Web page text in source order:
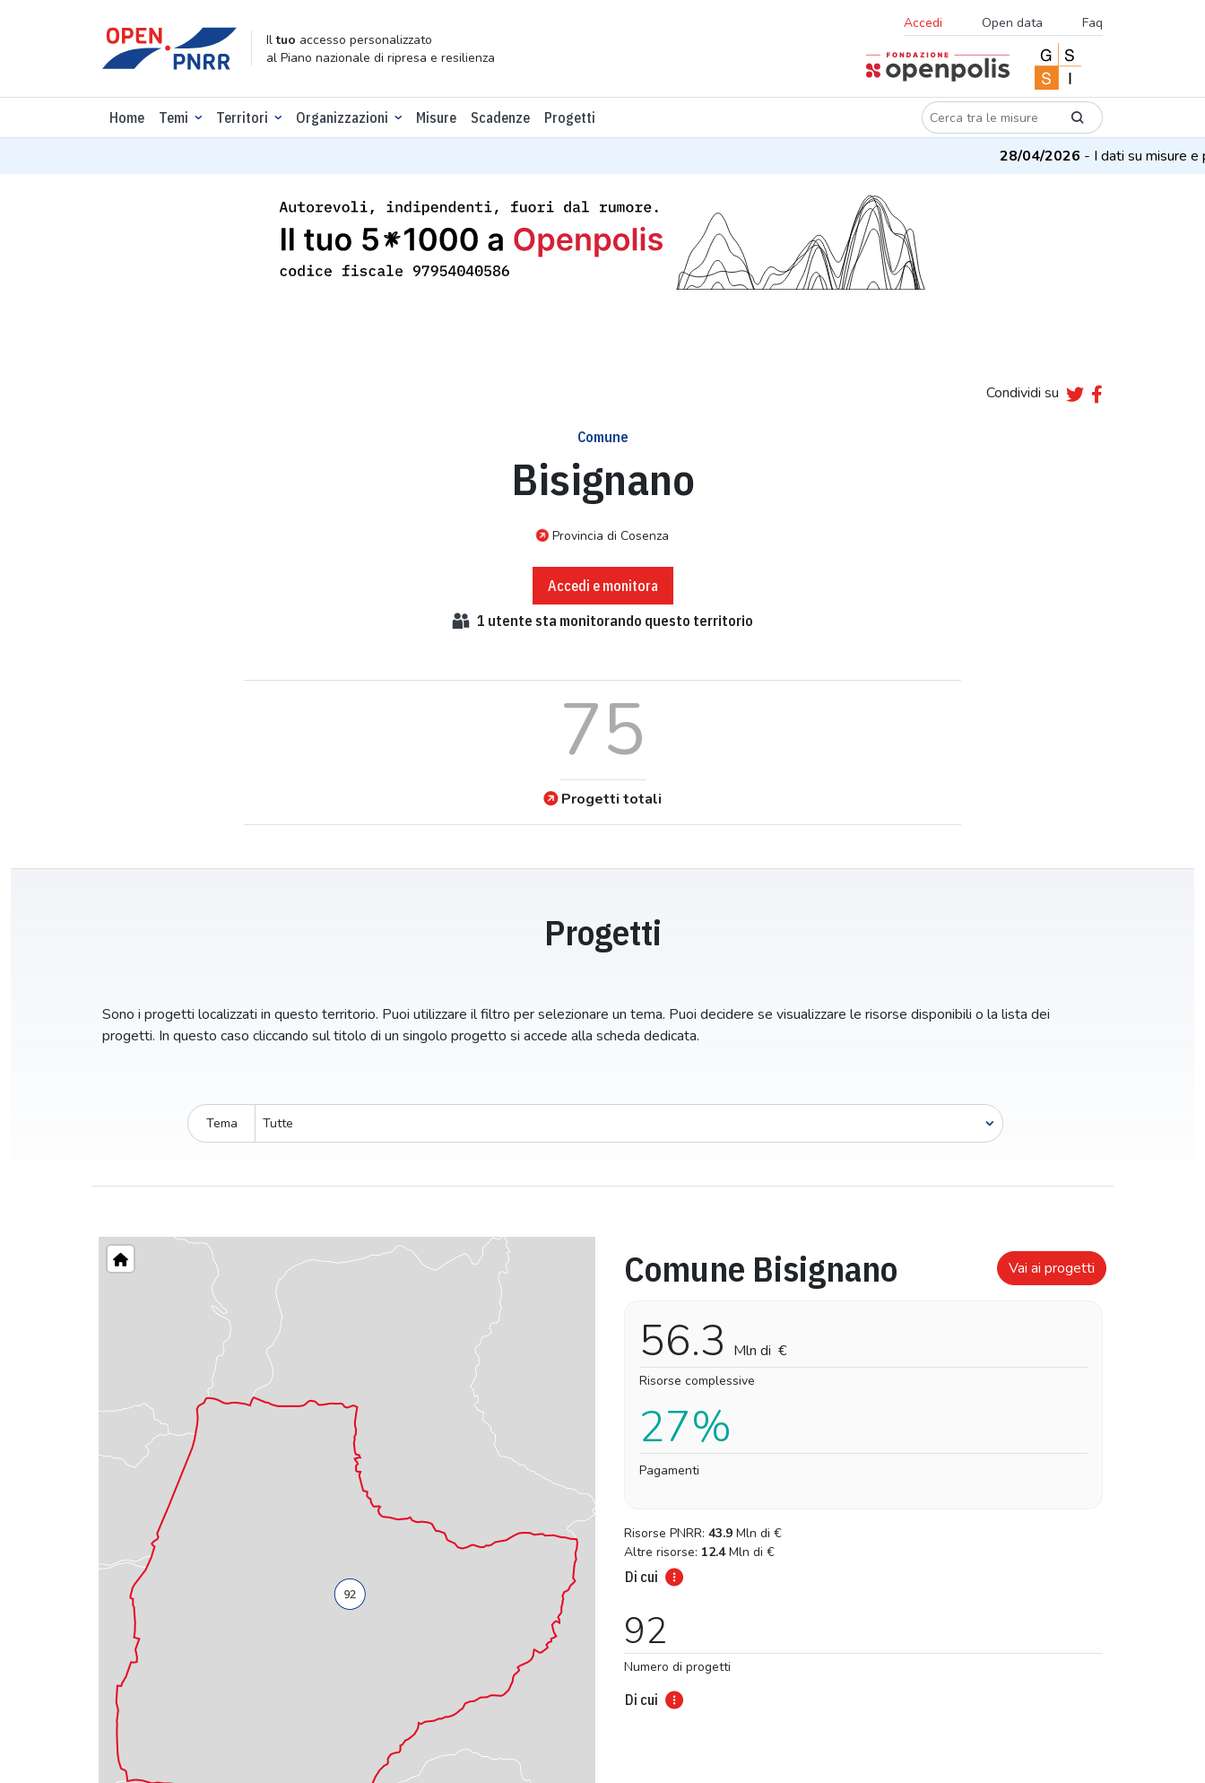
Iltuo accesso personalizzato
al Piano nazionale di ripresa e resilienza
Accedi Open data Faq
Home Temi Territori Organizzazioni Misure Scadenze Progetti
28/04/2026- I dati su misure e
Condividi su
Comune
Bisignano
Provincia di Cosenza
Accedi e monitora
1 utente sta monitorando questo territorio
75
Progetti totali
Progetti
Sono i progetti localizzati in questo territorio. Puoi utilizzare il filtro per selezionare un tema. Puoi decidere se visualizzare le risorse disponibili o la lista dei
progetti. In questo caso cliccando sul titolo di un singolo progetto si accede alla scheda dedicata.
Tema
Complessivo
Comune Bisignano Vai ai progetti
56.3 Mln di €
Risorse complessive
27%
Pagamenti
Risorse PNRR: 43.9 Mln di €
Altre risorse: 12.4 Mln di €
Di cui
92
Numero di progetti
Di cui